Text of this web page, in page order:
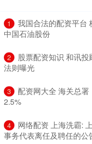
1
我国合法的配资平台
中国石油股份
2
股票配资知识 和讯
法则曝光
3
配资网大全 海关总
2.5%
4
网络配资 上海洗霸:
事务代表离任及聘任的公